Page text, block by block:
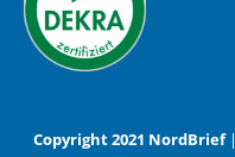
Copyright 2021 NordBrief|